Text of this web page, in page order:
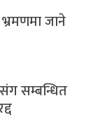
भ्रमणमा जाने
सम्बन्धित